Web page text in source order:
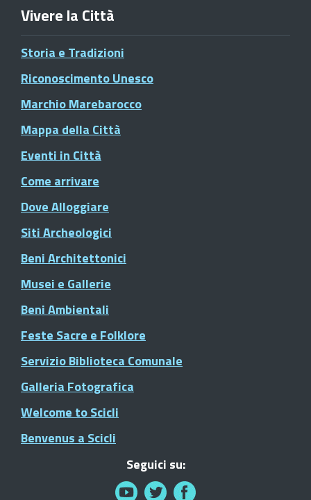
Vivere la Città
Storia e Tradizioni
Riconoscimento Unesco
Marchio Marebarocco
Mappa della Città
Eventi in Città
Come arrivare
Dove Alloggiare
Siti Archeologici
Beni Architettonici
Musei e Gallerie
Beni Ambientali
Feste Sacre e Folklore
Servizio Biblioteca Comunale
Galleria Fotografica
Welcome to Scicli
Benvenus a Scicli
Seguici su: